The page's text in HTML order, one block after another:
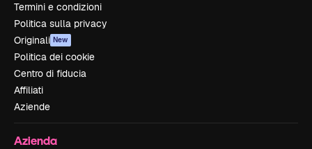
Termini e condizioni
Politica sulla privacy
Originali New
Politica dei cookie
Centro di fiducia
Affiliati
Aziende
Azienda